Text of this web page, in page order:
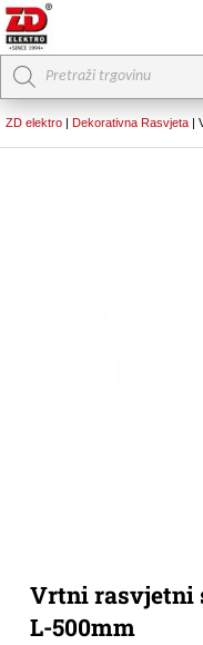
Products
search
ZD elektro | Dekorativna Rasvjeta |
Vrtni rasvjetni
L-500mm